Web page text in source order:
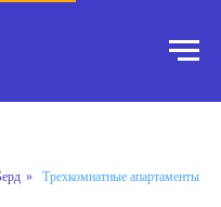
» Трехкомнатные апартаменты